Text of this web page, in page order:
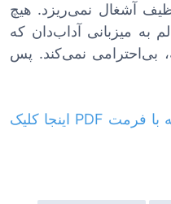
آشغال نمی‌ریزد. هیچ
به میزبانی آداب‌دان که
بی‌احترامی نمی‌کند. پس
برای مشاهده فایل کامل نشریه با فرمت PDF اینجا کلیک